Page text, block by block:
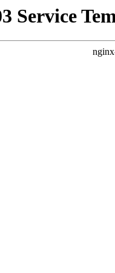
Service